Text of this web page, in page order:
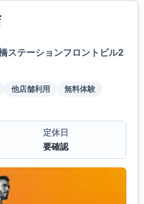
ステーションフロントビル2
他店舗利用
無料体験
定休日
要確認